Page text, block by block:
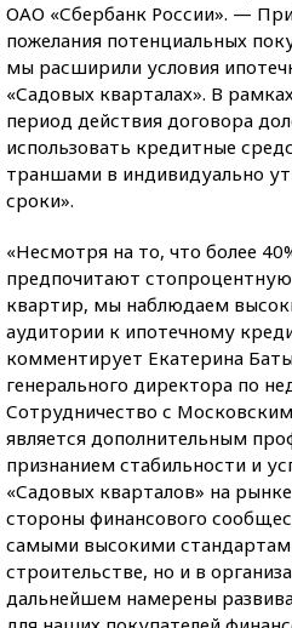
ОАО «Сбербанк России». —
пожелания потенциальных
мы расширили условия
«Садовых кварталах». В
период действия договора
использовать кредитные
траншами в индивидуально
сроки».
«Несмотря на то, что более
предпочитают
квартир, мы наблюдаем
аудитории к ипотечному
комментирует Екатерина
генерального директора по
Сотрудничество с
является дополнительным
признанием стабильности и
«Садовых кварталов» на
стороны финансового
самыми высокими
строительстве, но и в
дальнейшем намерены